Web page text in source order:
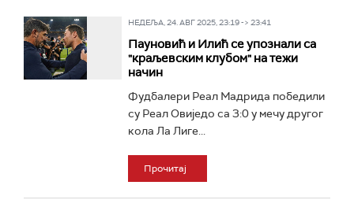
НЕДЕЉА, 24. АВГ 2025, 23:19 -> 23:41
Пауновић и Илић се упознали са
"краљевским клубом" на тежи
начин
Фудбалери Реал Мадрида победили
су Реал Овиједо са 3:0 у мечу другог
кола Ла Лиге...
Прочитај